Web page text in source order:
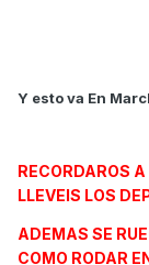
Y esto va En
RECORDAROS
LLEVEIS LOS
ADEMAS SE
COMO RODAR